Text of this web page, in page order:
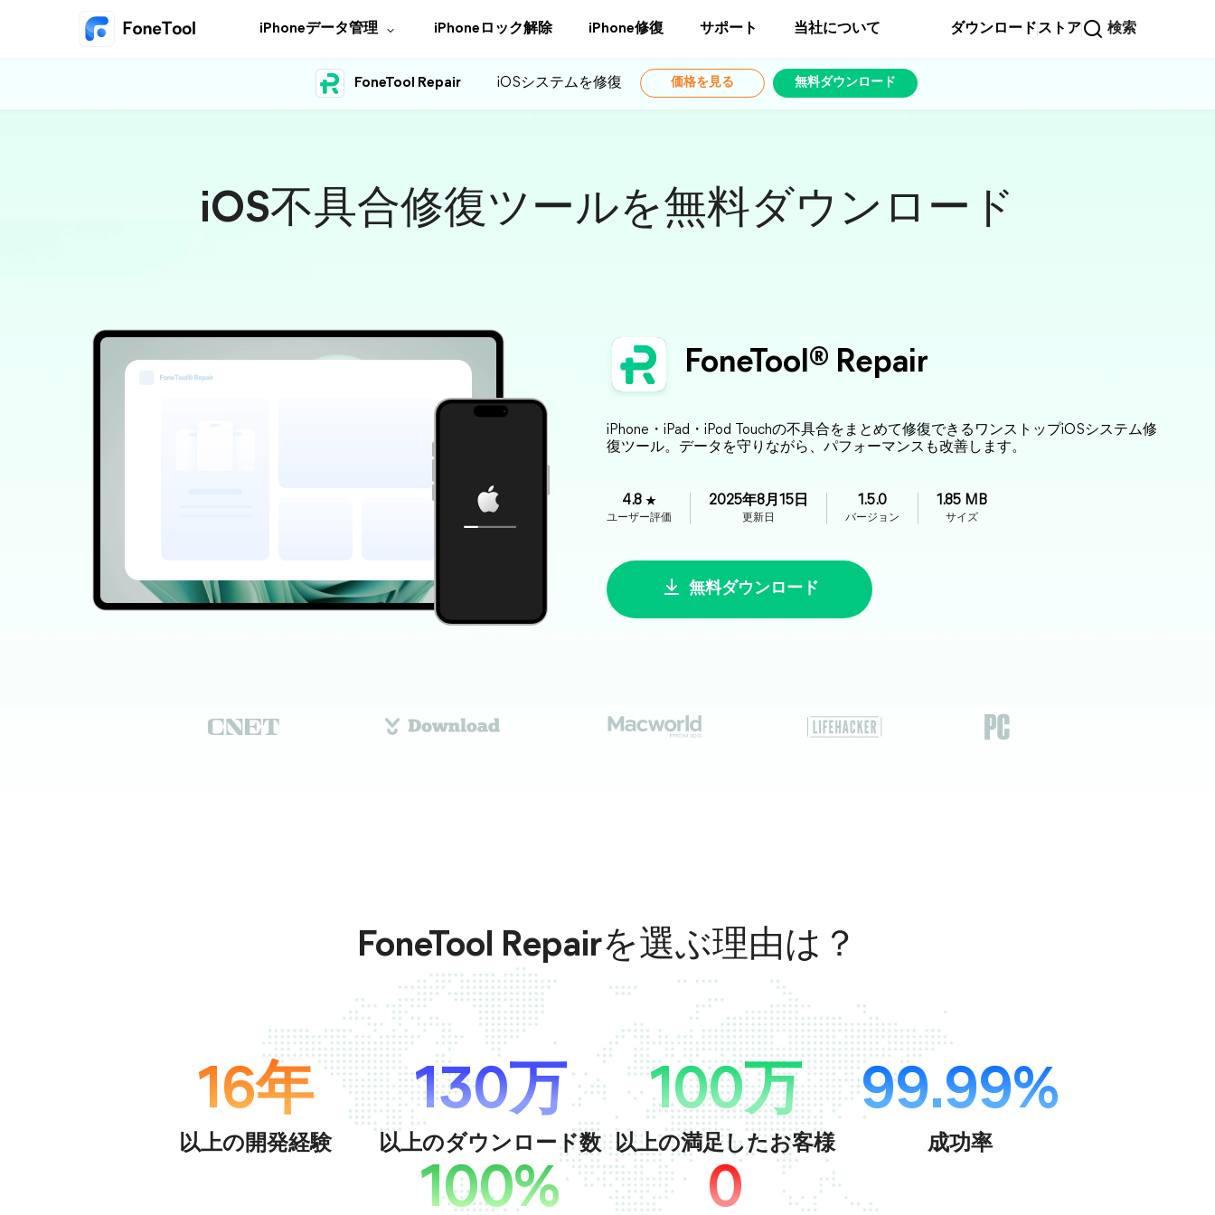
iPhoneデータ管理 iPhoneロック解除 iPhone修復 サポート 当社について ダウンロード ストア 検索
FoneTool Repair iOSシステムを修復 価格を見る 無料ダウンロード
iOS不具合修復ツールを無料ダウンロード
FoneTool® Repair
iPhone・iPad・iPod Touchの不具合をまとめて修復できるワンストップiOSシステム修
復ツール。データを守りながら、パフォーマンスも改善します。
4.8
ユーザー評価
2025年8月15日
更新日
1.5.0
バージョン
1.85 MB
サイズ
無料ダウンロード
FoneTool Repairを選ぶ理由は？
16年
以上の開発経験
130万
以上のダウンロード数
100万
以上の満足したお客様
99.99%
成功率
100% 0